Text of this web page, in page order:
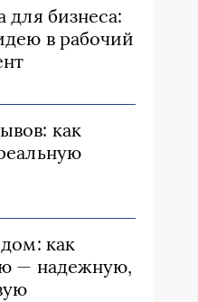
для бизнеса:
в рабочий
как
как
— надежную,